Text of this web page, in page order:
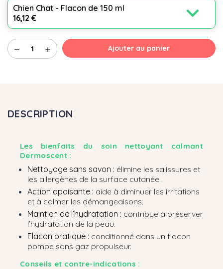
Chien Chat - Flacon de 150 ml
16,12 €
expand_more
remove add Ajouter au panier
DESCRIPTION
Les bienfaits du soin nettoyant calmant
Dermoscent :
Nettoyage sans savon : élimine les salissures et
les allergènes de la surface cutanée.
Action apaisante : aide à diminuer les irritations
et à calmer les démangeaisons.
Maintien de l’hydratation : contribue à préserver
l’hydratation de la peau.
Flacon pratique : conditionné dans un flacon
pompe sans gaz propulseur.
Conseils et contre-indications :